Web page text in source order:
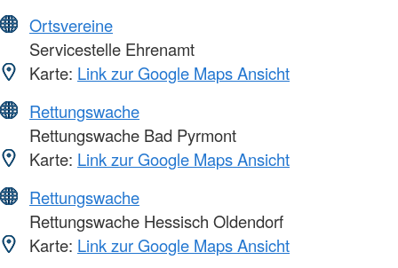
Ortsvereine
Servicestelle Ehrenamt
Karte: Link zur Google Maps Ansicht
Rettungswache
Rettungswache Bad Pyrmont
Karte: Link zur Google Maps Ansicht
Rettungswache
Rettungswache Hessisch Oldendorf
Karte: Link zur Google Maps Ansicht